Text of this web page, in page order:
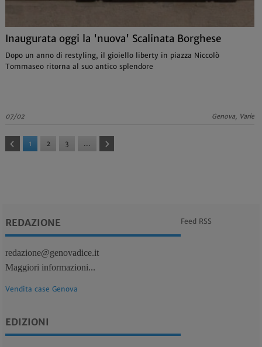
Inaugurata oggi la 'nuova' Scalinata Borghese
Dopo un anno di restyling, il gioiello liberty in piazza Niccolò
Tommaseo ritorna al suo antico splendore
07/02 Genova, Varie
1 2 3 ...
REDAZIONE
redazione@genovadice.it
Maggiori informazioni...
Vendita case Genova
EDIZIONI
Feed RSS